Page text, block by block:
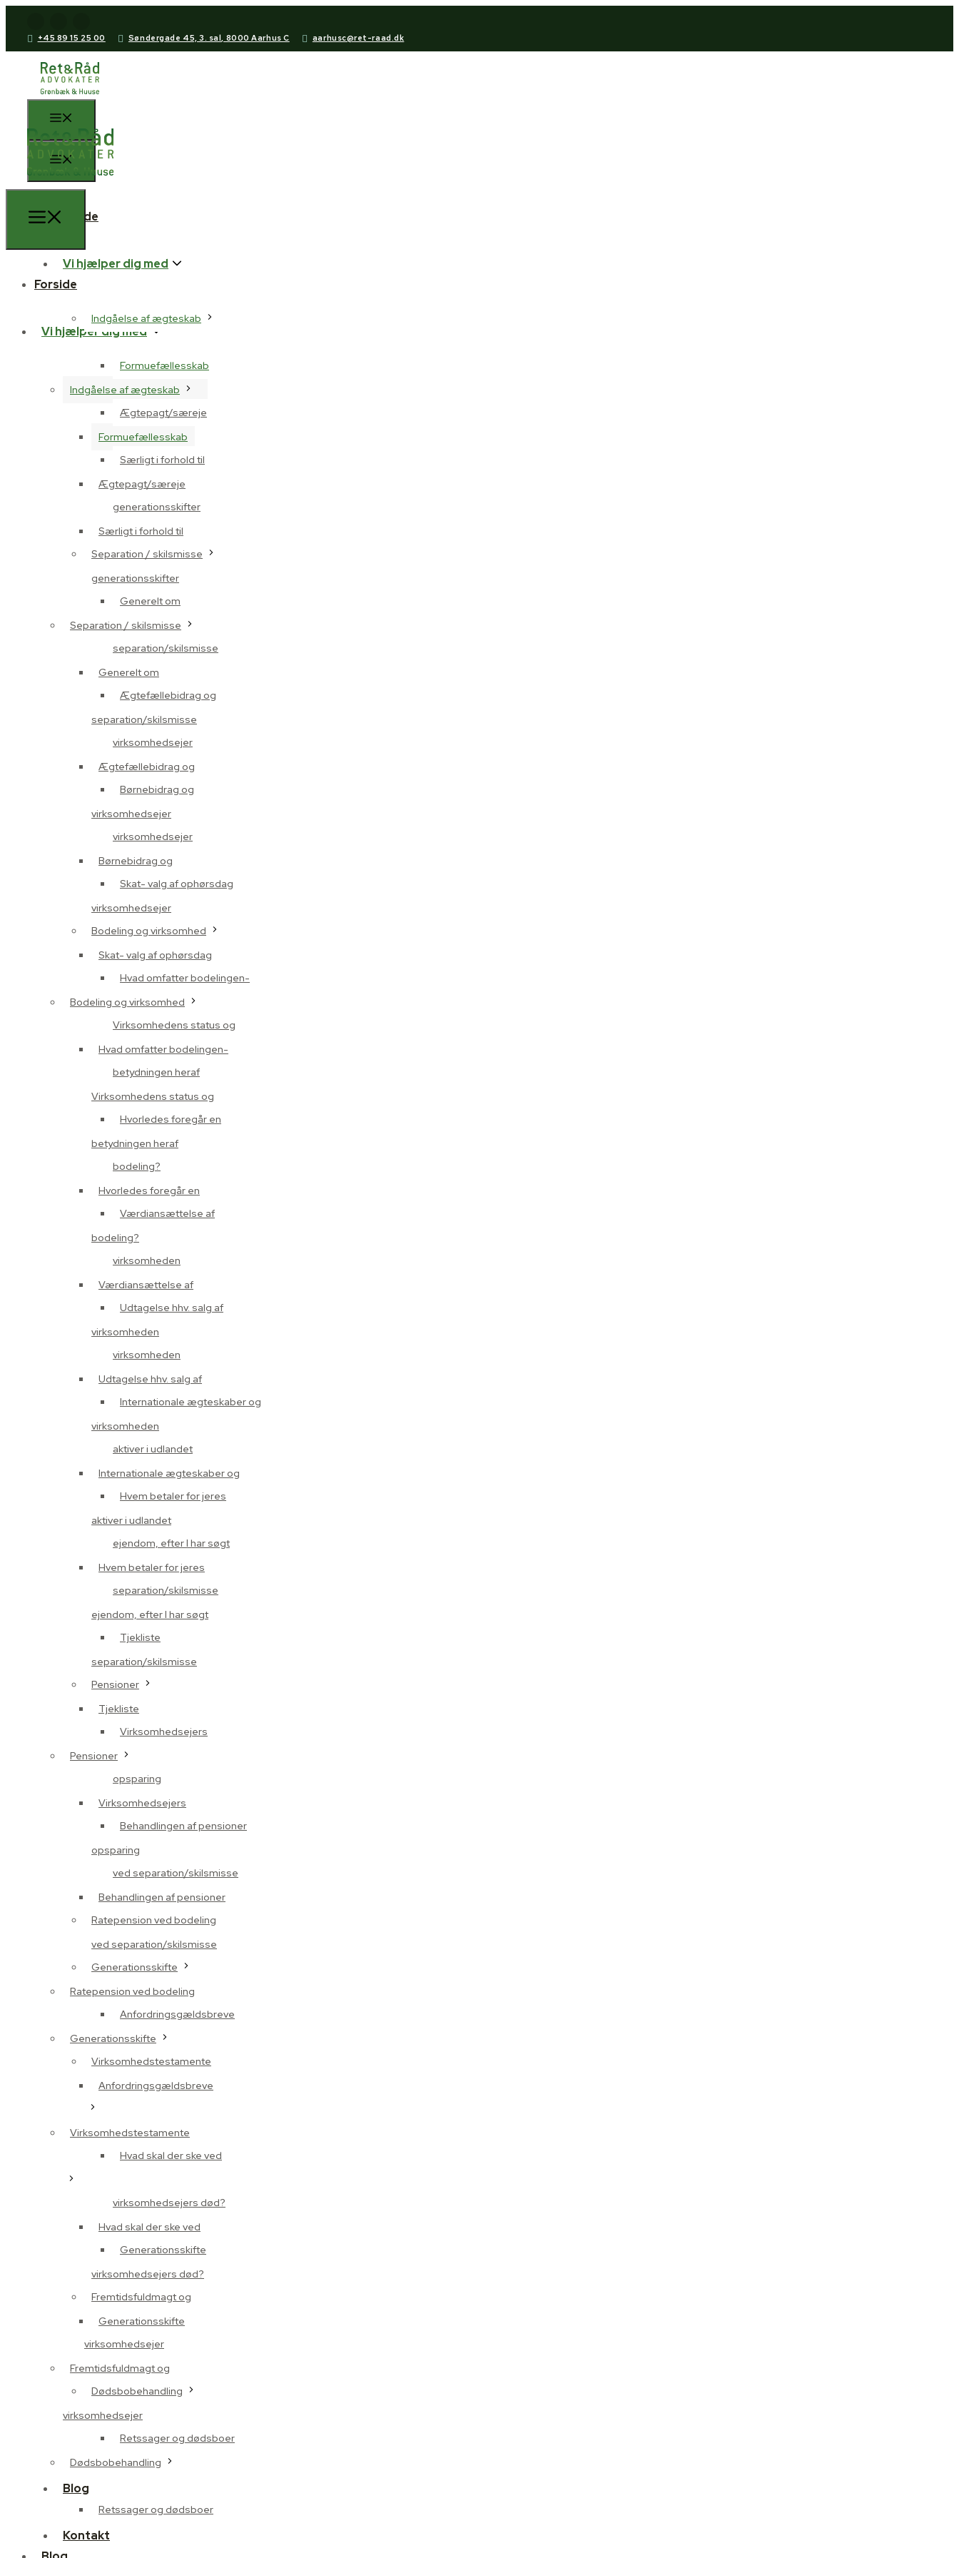
+45 89 15 25 00 Søndergade 45, 3. sal, 8000 Aarhus C aarhusc@ret-raad.dk
Forside
Vi hjælper dig med
Indgåelse af ægteskab
Formuefællesskab
Ægtepagt/særeje
Særligt i forhold til
generationsskifter
Separation / skilsmisse
Generelt om
separation/skilsmisse
Ægtefællebidrag og
virksomhedsejer
Børnebidrag og
virksomhedsejer
Skat- valg af ophørsdag
Bodeling og virksomhed
Hvad omfatter bodelingen-
Virksomhedens status og
betydningen heraf
Hvorledes foregår en
bodeling?
Værdiansættelse af
virksomheden
Udtagelse hhv. salg af
virksomheden
Internationale ægteskaber og
aktiver i udlandet
Hvem betaler for jeres
ejendom, efter I har søgt
separation/skilsmisse
Tjekliste
Pensioner
Virksomhedsejers
opsparing
Behandlingen af pensioner
ved separation/skilsmisse
Ratepension ved bodeling
Generationsskifte
Anfordringsgældsbreve
Virksomhedstestamente
Hvad skal der ske ved
virksomhedsejers død?
Generationsskifte
Fremtidsfuldmagt og
virksomhedsejer
Dødsbobehandling
Retssager og dødsboer
Blog
Kontakt
Forside
Vi hjælper dig med
Indgåelse af ægteskab
Formuefællesskab
Ægtepagt/særeje
Særligt i forhold til
generationsskifter
Separation / skilsmisse
Generelt om
separation/skilsmisse
Ægtefællebidrag og
virksomhedsejer
Børnebidrag og
virksomhedsejer
Skat- valg af ophørsdag
Bodeling og virksomhed
Hvad omfatter bodelingen-
Virksomhedens status og
betydningen heraf
Hvorledes foregår en
bodeling?
Værdiansættelse af
virksomheden
Udtagelse hhv. salg af
virksomheden
Internationale ægteskaber og
aktiver i udlandet
Hvem betaler for jeres
ejendom, efter I har søgt
separation/skilsmisse
Tjekliste
Pensioner
Virksomhedsejers
opsparing
Behandlingen af pensioner
ved separation/skilsmisse
Ratepension ved bodeling
Generationsskifte
Anfordringsgældsbreve
Virksomhedstestamente
Hvad skal der ske ved
virksomhedsejers død?
Generationsskifte
Fremtidsfuldmagt og
virksomhedsejer
Dødsbobehandling
Retssager og dødsboer